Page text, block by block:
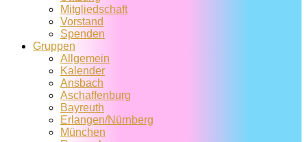
Mitglied­schaft
Vorstand
Spenden
Gruppen
Allgemein
Kalender
Ansbach
Aschaffenburg
Bayreuth
Erlangen/Nürnberg
München